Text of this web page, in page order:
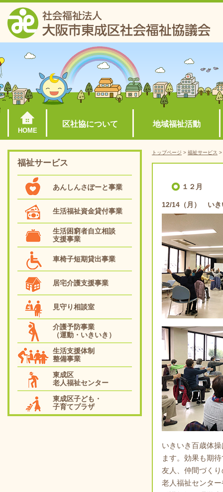
HOME
区社協について 地域福祉活動
福祉サービス
あんしんさぽーと事業
生活福祉資金貸付事業
生活困窮者自立相談
支援事業
車椅子短期貸出事業
居宅介護支援事業
見守り相談室
介護予防事業
（運動・いきいき）
生活支援体制
整備事業
東成区
老人福祉センター
東成区子ども・
子育てプラザ
トップページ > 福祉サービス >
１２月
12/14（月） いき
いきいき百歳体
ます。効果も期
友人、仲間づく
老人福祉センタ